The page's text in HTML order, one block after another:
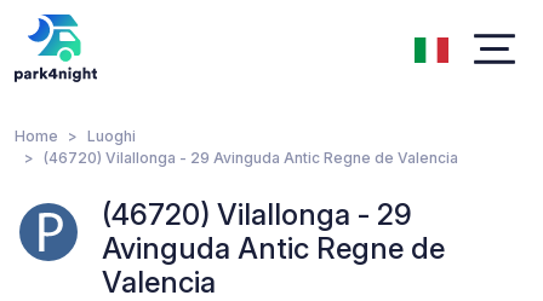
Home
Luoghi
(46720) Vilallonga - 29 Avinguda Antic Regne de Valencia
(46720) Vilallonga - 29
Avinguda Antic Regne de
Valencia